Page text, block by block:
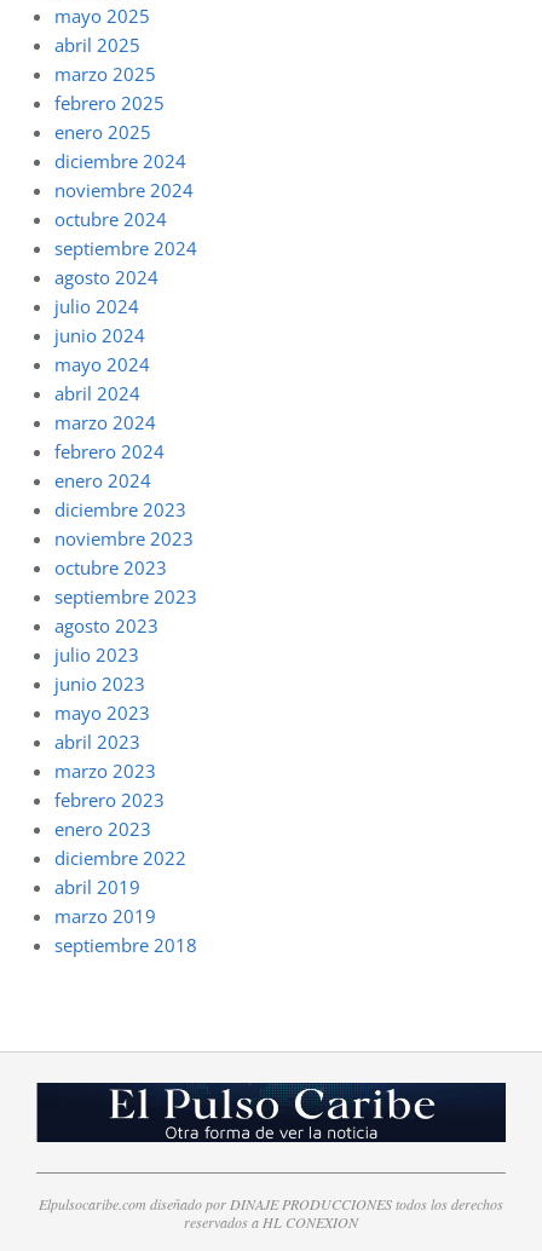
mayo 2025
abril 2025
marzo 2025
febrero 2025
enero 2025
diciembre 2024
noviembre 2024
octubre 2024
septiembre 2024
agosto 2024
julio 2024
junio 2024
mayo 2024
abril 2024
marzo 2024
febrero 2024
enero 2024
diciembre 2023
noviembre 2023
octubre 2023
septiembre 2023
agosto 2023
julio 2023
junio 2023
mayo 2023
abril 2023
marzo 2023
febrero 2023
enero 2023
diciembre 2022
abril 2019
marzo 2019
septiembre 2018
Elpulsocaribe.com diseñado por DINAJE PRODUCCIONES todos los derechos
reservados a HL CONEXION